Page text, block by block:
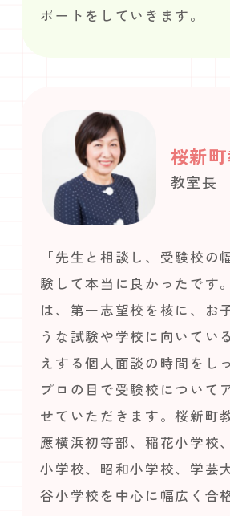
ポートをしていきます。
桜新
教室長
「先生と相談し、受験校の
験して本当に良かったです
は、第一志望校を核に、お
うな試験や学校に向いてい
えする個人面談の時間をし
プロの目で受験校について
せていただきます。桜新町
應横浜初等部、稲花小学校
小学校、昭和小学校、学芸
谷小学校を中心に幅広く合